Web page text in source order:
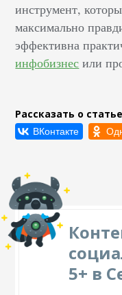
инструмент,
максимально
эффективна
инфобизнес или
Рассказать о
5+ в